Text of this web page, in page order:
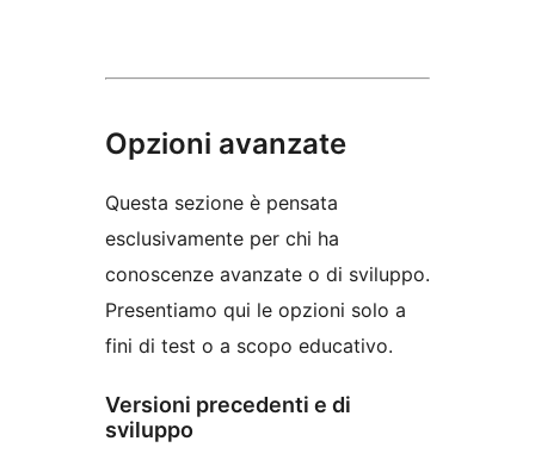
Opzioni avanzate
Questa sezione è pensata
esclusivamente per chi ha
conoscenze avanzate o di sviluppo.
Presentiamo qui le opzioni solo a
fini di test o a scopo educativo.
Versioni precedenti e di
sviluppo